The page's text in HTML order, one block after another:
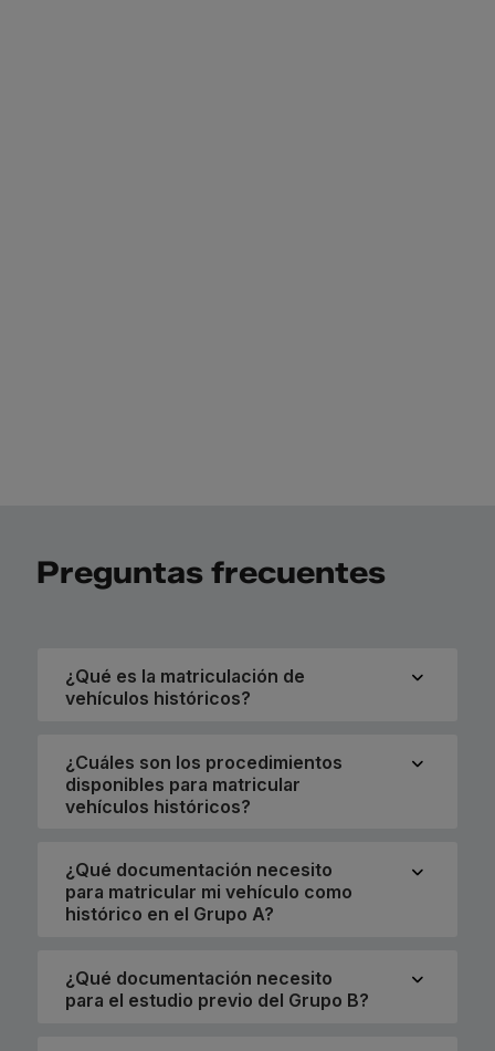
Preguntas frecuentes
¿Qué es la matriculación de
vehículos históricos?
¿Cuáles son los procedimientos
disponibles para matricular
vehículos históricos?
¿Qué documentación necesito
para matricular mi vehículo como
histórico en el Grupo A?
¿Qué documentación necesito
para el estudio previo del Grupo B?